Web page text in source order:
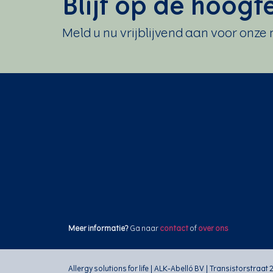
Blijf op de
Meld u nu vrijblijvend aan voor onze
Meer informatie? Ga naar contact of over ons
Allergy solutions for life | ALK-Abelló BV | Transistorstraat